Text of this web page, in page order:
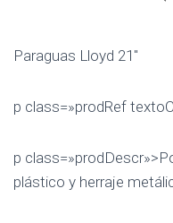
Paraguas Lloyd 21″
p class=»prodRef
p
plástico y herraje